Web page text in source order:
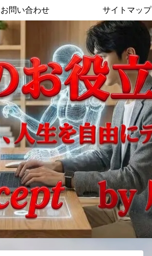
お問い合わせ サイトマップ